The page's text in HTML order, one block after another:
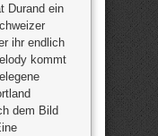
Durand ein
ihr endlich
kommt
dem Bild